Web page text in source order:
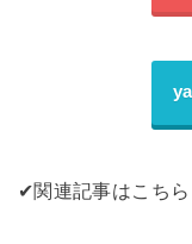
✔︎関連記事はこちら